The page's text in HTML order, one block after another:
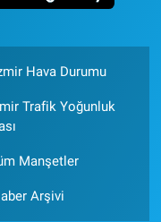
Hava Durumu
Trafik Yoğunluk
Manşetler
Arşivi